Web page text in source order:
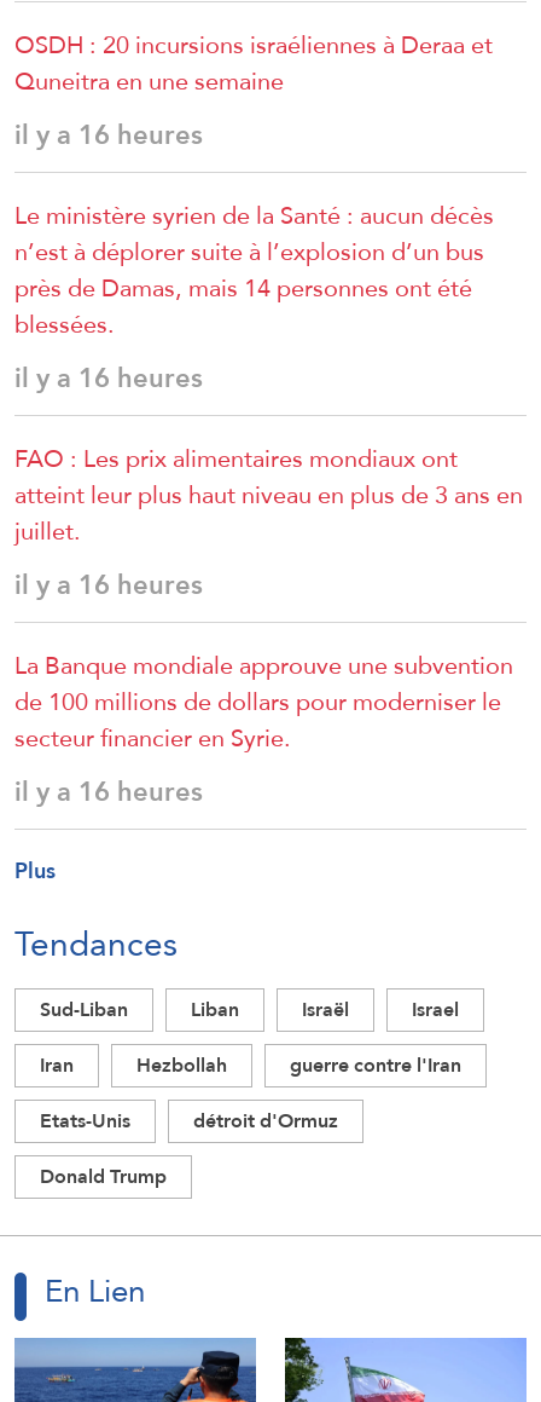
OSDH : 20 incursions israéliennes à Deraa et
Quneitra en une semaine
il y a 16 heures
Le ministère syrien de la Santé : aucun décès
n’est à déplorer suite à l’explosion d’un bus
près de Damas, mais 14 personnes ont été
blessées.
il y a 16 heures
FAO : Les prix alimentaires mondiaux ont
atteint leur plus haut niveau en plus de 3 ans en
juillet.
il y a 16 heures
La Banque mondiale approuve une subvention
de 100 millions de dollars pour moderniser le
secteur financier en Syrie.
il y a 16 heures
Plus
Tendances
Sud-Liban Liban Israël
Israel
Iran
Hezbollah
guerre contre l'Iran
Etats-Unis
détroit d'Ormuz
Donald Trump
En Lien